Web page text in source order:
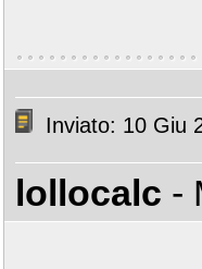
Inviato: 10 Giu
lollocalc -